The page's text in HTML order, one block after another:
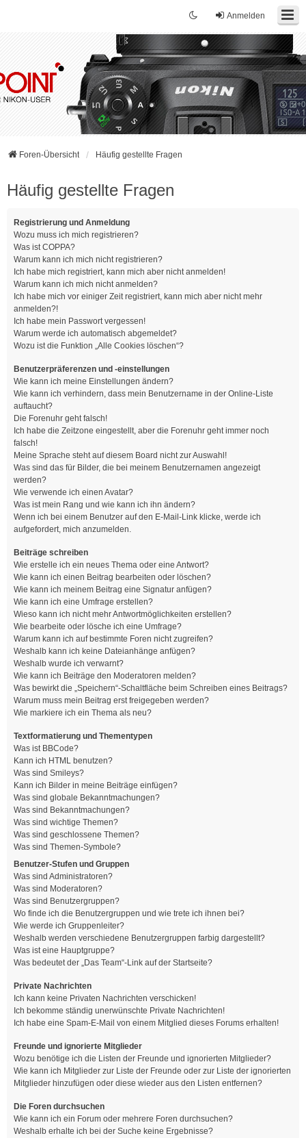
Anmelden
Foren-Übersicht Häufig gestellte Fragen
Häufig gestellte Fragen
Registrierung und Anmeldung
Wozu muss ich mich registrieren?
Was ist COPPA?
Warum kann ich mich nicht registrieren?
Ich habe mich registriert, kann mich aber nicht anmelden!
Warum kann ich mich nicht anmelden?
Ich habe mich vor einiger Zeit registriert, kann mich aber nicht mehr
anmelden?!
Ich habe mein Passwort vergessen!
Warum werde ich automatisch abgemeldet?
Wozu ist die Funktion „Alle Cookies löschen“?
Benutzerpräferenzen und -einstellungen
Wie kann ich meine Einstellungen ändern?
Wie kann ich verhindern, dass mein Benutzername in der Online-Liste
auftaucht?
Die Forenuhr geht falsch!
Ich habe die Zeitzone eingestellt, aber die Forenuhr geht immer noch
falsch!
Meine Sprache steht auf diesem Board nicht zur Auswahl!
Was sind das für Bilder, die bei meinem Benutzernamen angezeigt
werden?
Wie verwende ich einen Avatar?
Was ist mein Rang und wie kann ich ihn ändern?
Wenn ich bei einem Benutzer auf den E-Mail-Link klicke, werde ich
aufgefordert, mich anzumelden.
Beiträge schreiben
Wie erstelle ich ein neues Thema oder eine Antwort?
Wie kann ich einen Beitrag bearbeiten oder löschen?
Wie kann ich meinem Beitrag eine Signatur anfügen?
Wie kann ich eine Umfrage erstellen?
Wieso kann ich nicht mehr Antwortmöglichkeiten erstellen?
Wie bearbeite oder lösche ich eine Umfrage?
Warum kann ich auf bestimmte Foren nicht zugreifen?
Weshalb kann ich keine Dateianhänge anfügen?
Weshalb wurde ich verwarnt?
Wie kann ich Beiträge den Moderatoren melden?
Was bewirkt die „Speichern“-Schaltfläche beim Schreiben eines Beitrags?
Warum muss mein Beitrag erst freigegeben werden?
Wie markiere ich ein Thema als neu?
Textformatierung und Thementypen
Was ist BBCode?
Kann ich HTML benutzen?
Was sind Smileys?
Kann ich Bilder in meine Beiträge einfügen?
Was sind globale Bekanntmachungen?
Was sind Bekanntmachungen?
Was sind wichtige Themen?
Was sind geschlossene Themen?
Was sind Themen-Symbole?
Benutzer-Stufen und Gruppen
Was sind Administratoren?
Was sind Moderatoren?
Was sind Benutzergruppen?
Wo finde ich die Benutzergruppen und wie trete ich ihnen bei?
Wie werde ich Gruppenleiter?
Weshalb werden verschiedene Benutzergruppen farbig dargestellt?
Was ist eine Hauptgruppe?
Was bedeutet der „Das Team“-Link auf der Startseite?
Private Nachrichten
Ich kann keine Privaten Nachrichten verschicken!
Ich bekomme ständig unerwünschte Private Nachrichten!
Ich habe eine Spam-E-Mail von einem Mitglied dieses Forums erhalten!
Freunde und ignorierte Mitglieder
Wozu benötige ich die Listen der Freunde und ignorierten Mitglieder?
Wie kann ich Mitglieder zur Liste der Freunde oder zur Liste der ignorierten
Mitglieder hinzufügen oder diese wieder aus den Listen entfernen?
Die Foren durchsuchen
Wie kann ich ein Forum oder mehrere Foren durchsuchen?
Weshalb erhalte ich bei der Suche keine Ergebnisse?